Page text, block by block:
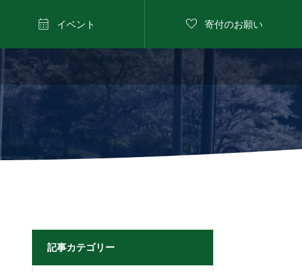
 イベント  寄付のお願い
2026年8月11日
にしたに野菜のバーベ

記事カテゴリー